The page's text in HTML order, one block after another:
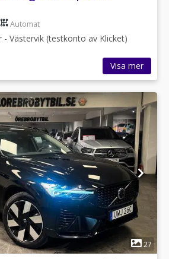
Automat
- Västervik (testkonto av Klicket)
Visa mer
1
27